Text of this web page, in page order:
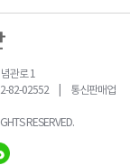
관로 1
82-02552 | 통신판매업
RESERVED.